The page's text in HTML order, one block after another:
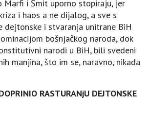
Marfi i Šmit uporno stopiraju, jer
i haos a ne dijalog, a sve s
dejtonske i stvaranja unitrane BiH
bošnjačkog naroda, dok
narodi u BiH, bili svedeni
manjina, što im se, naravno, nikada
RASTURANjU DEЈTONSKE